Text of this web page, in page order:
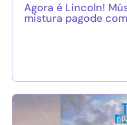
Agora é Lincoln!
mistura pagode